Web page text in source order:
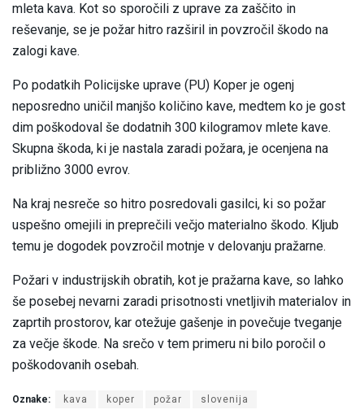
mleta kava. Kot so sporočili z uprave za zaščito in
reševanje, se je požar hitro razširil in povzročil škodo na
zalogi kave.
Po podatkih Policijske uprave (PU) Koper je ogenj
neposredno uničil manjšo količino kave, medtem ko je gost
dim poškodoval še dodatnih 300 kilogramov mlete kave.
Skupna škoda, ki je nastala zaradi požara, je ocenjena na
približno 3000 evrov.
Na kraj nesreče so hitro posredovali gasilci, ki so požar
uspešno omejili in preprečili večjo materialno škodo. Kljub
temu je dogodek povzročil motnje v delovanju pražarne.
Požari v industrijskih obratih, kot je pražarna kave, so lahko
še posebej nevarni zaradi prisotnosti vnetljivih materialov in
zaprtih prostorov, kar otežuje gašenje in povečuje tveganje
za večje škode. Na srečo v tem primeru ni bilo poročil o
poškodovanih osebah.
Oznake: kava koper požar slovenija